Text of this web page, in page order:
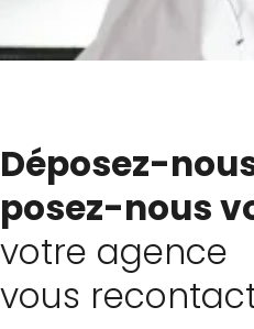
Déposez-
posez-nous
votre agence
vous